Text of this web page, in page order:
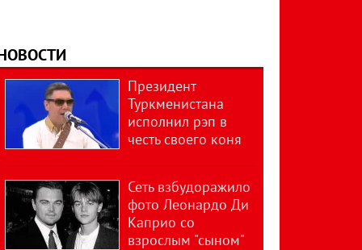
Президент
Туркменистана
исполнил рэп в
честь своего коня
Сеть взбудоражило
фото Леонардо Ди
Каприо со
взрослым "сыном"